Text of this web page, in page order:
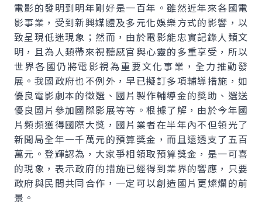
電影的發明到明年剛好是一百年。雖然近年來各國電
影事業，受到新興媒體及多元化娛樂方式的影響，以
致呈現低迷現象；然而，由於電影能忠實記錄人類文
明，且為人類帶來視聽感官與心靈的多重享受，所以
世界各國仍將電影視為重要文化事業，全力推動發
展。我國政府也不例外，早已擬訂多項輔導措施，如
優良電影劇本的徵選、國片製作輔導金的獎助、選送
優良國片參加國際影展等等。根據了解，由於今年國
片頻頻獲得國際大獎，國片業者在半年內不但領光了
新聞局全年一千萬元的預算獎金，而且還透支了五百
萬元。登輝認為，大家爭相領取預算獎金，是一可喜
的現象，表示政府的措施已經得到業界的響應，只要
政府與民間共同合作，一定可以創造國片更燦爛的前
景。